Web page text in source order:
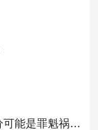
宝宝胃肠道不适？奶粉中的这些成分可能是罪魁祸首！